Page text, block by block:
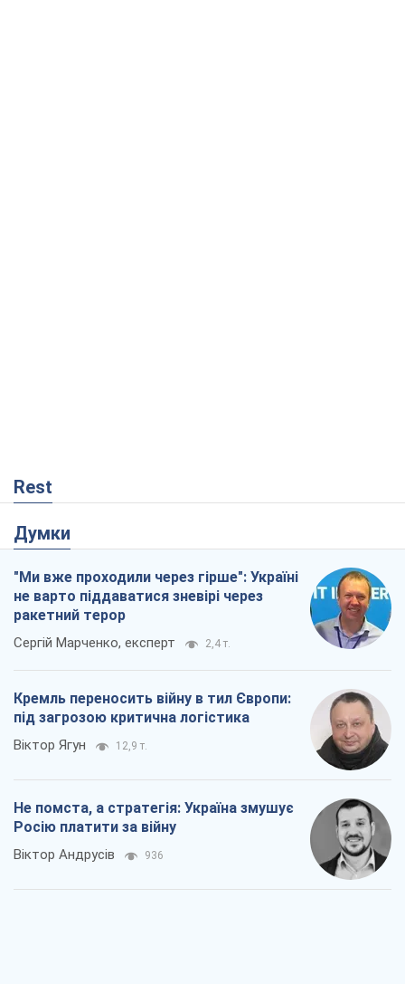
Rest
Думки
"Ми вже проходили через гірше": Україні
не варто піддаватися зневірі через
ракетний терор
Сергій Марченко, експерт 2,4 т.
Кремль переносить війну в тил Європи:
під загрозою критична логістика
Віктор Ягун 12,9 т.
Не помста, а стратегія: Україна змушує
Росію платити за війну
Віктор Андрусів 936